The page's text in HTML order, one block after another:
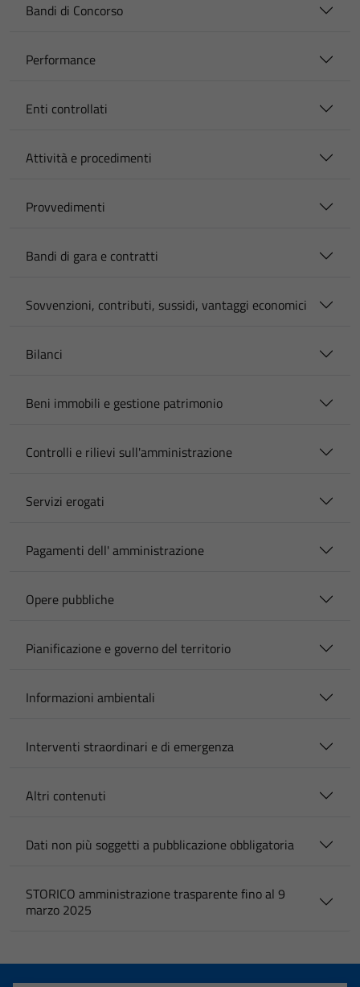
Bandi di Concorso
Performance
Enti controllati
Attività e procedimenti
Provvedimenti
Bandi di gara e contratti
Sovvenzioni, contributi, sussidi, vantaggi economici
Bilanci
Beni immobili e gestione patrimonio
Controlli e rilievi sull'amministrazione
Servizi erogati
Pagamenti dell' amministrazione
Opere pubbliche
Pianificazione e governo del territorio
Informazioni ambientali
Interventi straordinari e di emergenza
Altri contenuti
Dati non più soggetti a pubblicazione obbligatoria
STORICO amministrazione trasparente fino al 9
marzo 2025